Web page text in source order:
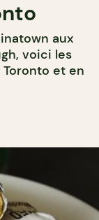
aux
voici les
et en